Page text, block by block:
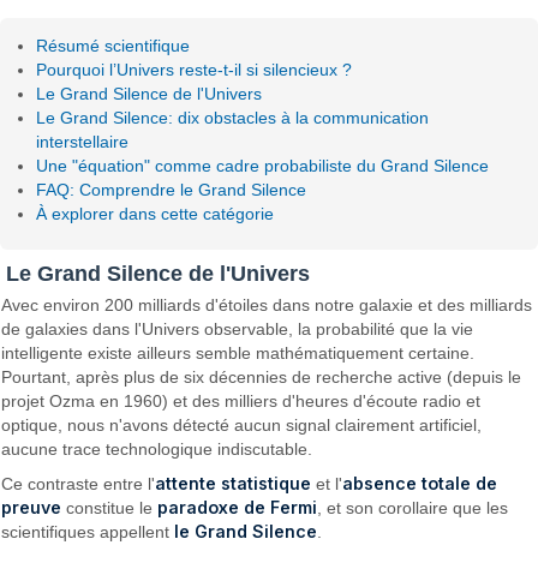
Résumé scientifique
Pourquoi l’Univers reste-t-il si silencieux ?
Le Grand Silence de l'Univers
Le Grand Silence: dix obstacles à la communication
interstellaire
Une "équation" comme cadre probabiliste du Grand Silence
FAQ: Comprendre le Grand Silence
À explorer dans cette catégorie
Le Grand Silence de l'Univers
Avec environ 200 milliards d'étoiles dans notre galaxie et des milliards
de galaxies dans l'Univers observable, la probabilité que la vie
intelligente existe ailleurs semble mathématiquement certaine.
Pourtant, après plus de six décennies de recherche active (depuis le
projet Ozma en 1960) et des milliers d'heures d'écoute radio et
optique, nous n'avons détecté aucun signal clairement artificiel,
aucune trace technologique indiscutable.
Ce contraste entre l'attente statistique et l'absence totale de
preuve constitue le paradoxe de Fermi , et son corollaire que les
scientifiques appellent le Grand Silence